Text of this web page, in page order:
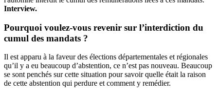
Interview.
Pourquoi voulez-vous revenir sur l’interdiction du
cumul des mandats ?
Il est apparu à la faveur des élections départementales et régionales
qu’il y a eu beaucoup d’abstention, ce n’est pas nouveau. Beaucoup
se sont penchés sur cette situation pour savoir quelle était la raison
de cette abstention qui perdure et comment y remédier.